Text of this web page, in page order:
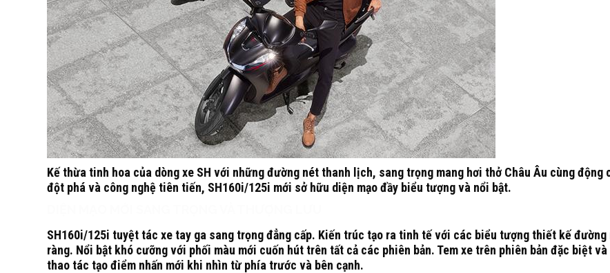
Kế thừa tinh hoa của dòng xe SH với những đường nét thanh lịch, sang trọng mang hơi thở Châu Âu cùng động
đột phá và công nghệ tiên tiến, SH160i/125i mới sở hữu diện mạo đầy biểu tượng và nổi bật.
SH160i/125i tuyệt tác xe tay ga sang trọng đẳng cấp. Kiến trúc tạo ra tinh tế với các biểu tượng thiết kế đường
ràng. Nổi bật khó cưỡng với phối màu mới cuốn hút trên tất cả các phiên bản. Tem xe trên phiên bản đặc biệt
thao tác tạo điểm nhấn mới khi nhìn từ phía trước và bên cạnh.